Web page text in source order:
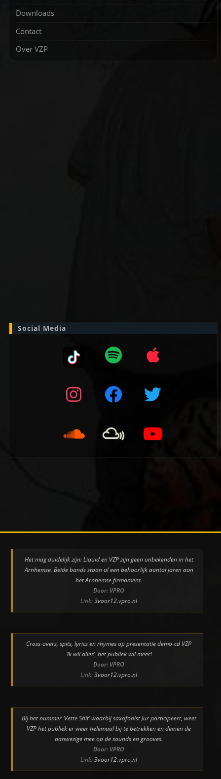
Downloads
Contact
Over VZP
Social Media
Het mag duidelijk zijn: Liquid en VZP zijn geen onbekenden in het
Arnhemse. Beide bands staan al een behoorlijk aantal jaren aan
het Arnhemse firmament.
Door: VPRO
Link:3voor12.vpro.nl
Cross-overs, spits, lyrics en rhymes op presentatie demo-cd VZP
‘Ik wil alles’, het publiek wil meer!
Door: VPRO
Link:3voor12.vpro.nl
Bij het nummer ‘Vette Shit’ waarbij saxofonist Jur participeert, weet
VZP het publiek er weer helemaal bij te betrekken en deinen de
aanwezige mee op de sounds en grooves.
Door: VPRO
Link:3voor12.vpro.nl